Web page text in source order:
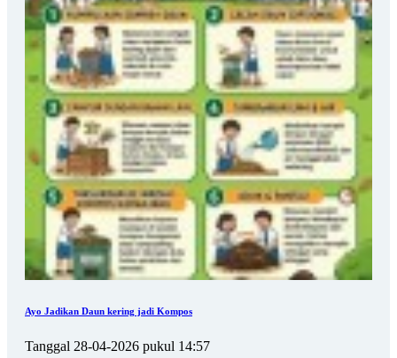
Ayo Jadikan Daun kering jadi Kompos
Tanggal 28-04-2026 pukul 14:57